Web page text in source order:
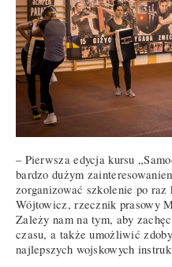
– Pierwsza edycja kursu
bardzo dużym
zorganizować szkolenie po raz
Wójtowicz, rzecznik prasowy
Zależy nam na tym, aby
czasu, a także umożliwić
najlepszych wojskowych